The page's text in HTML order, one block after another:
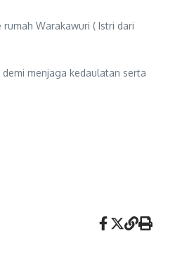
Warakawuri ( Istri dari
menjaga kedaulatan serta